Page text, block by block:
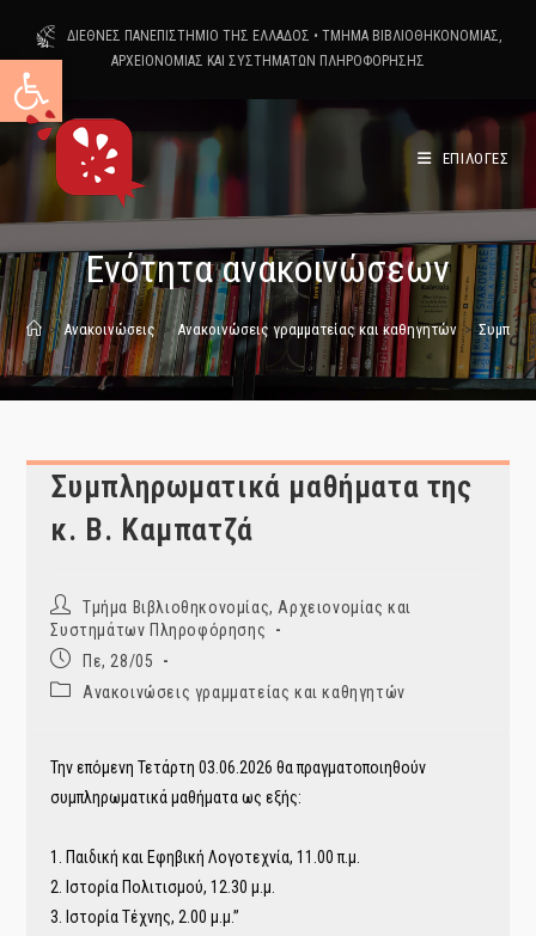
Ανοίξτε τη γραμμή εργαλείων
content
ΔΙΕΘΝΕΣ ΠΑΝΕΠΙΣΤΗΜΙΟ ΤΗΣ ΕΛΛΑΔΟΣ • ΤΜΗΜΑ ΒΙΒΛΙΟΘΗΚΟΝΟΜΙΑΣ,
ΑΡΧΕΙΟΝΟΜΙΑΣ ΚΑΙ ΣΥΣΤΗΜΑΤΩΝ ΠΛΗΡΟΦΟΡΗΣΗΣ
ΕΠΙΛΟΓΕΣ
Ενότητα ανακοινώσεων
> Ανακοινώσεις > Ανακοινώσεις γραμματείας και καθηγητών >
Συμπληρωματικά μαθήματα της
κ. Β. Καμπατζά
Post
author:
Τμήμα Βιβλιοθηκονομίας, Αρχειονομίας και
Συστημάτων Πληροφόρησης
Post
published:
Πε, 28/05
PostΑνακοινώσεις γραμματείας και καθηγητών
Την επόμενη Τετάρτη 03.06.2026 θα πραγματοποιηθούν
συμπληρωματικά μαθήματα ως εξής:
1. Παιδική και Εφηβική Λογοτεχνία, 11.00 π.μ.
2. Ιστορία Πολιτισμού, 12.30 μ.μ.
3. Ιστορία Τέχνης, 2.00 μ.μ.”